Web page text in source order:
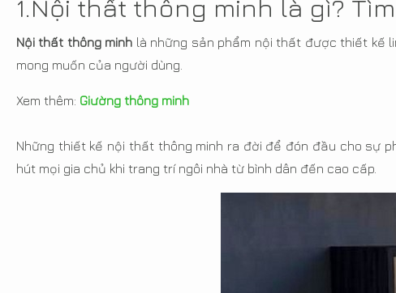
1.Nội thất thông minh là gì?
Nội thất thông minh là những sản phẩm nội thất được thiết kế
mong muốn của người dùng.
Xem thêm: Giường thông minh
Những thiết kế nội thất thông minh ra đời để đón đầu cho sự
hút mọi gia chủ khi trang trí ngôi nhà từ bình dân đến cao cấp.